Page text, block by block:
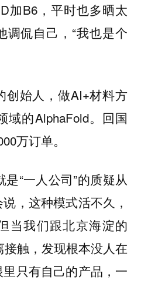
加B6，平时也多晒太
调侃自己，“我也是个
创始人，做AI+材料方
域的AlphaFold。回国
万订单。
“一人公司”的质疑从
，这种模式活不久，
当我们跟北京海淀的
触，发现根本没人在
只有自己的产品，一